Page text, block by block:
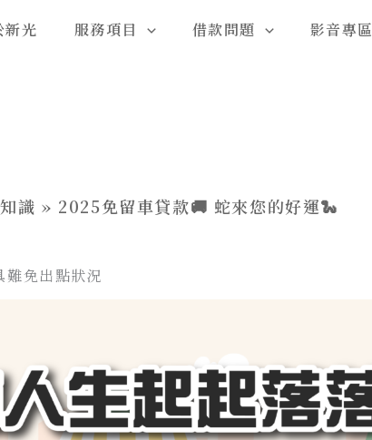
新光 服務項目 借款問題 影音專區
識 » 2025免留車貸款🚚 蛇來您的好運🐍
難免出點狀況